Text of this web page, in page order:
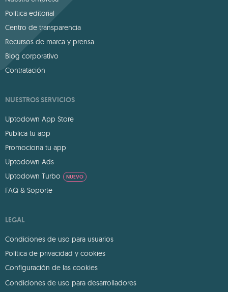
Política editorial
Centro de transparencia
Recursos de marca y prensa
Blog corporativo
Contratación
NUESTROS SERVICIOS
Uptodown App Store
Publica tu app
Promociona tu app
Uptodown Ads
Uptodown Turbo
NUEVO
FAQ & Soporte
LEGAL
Condiciones de uso para usuarios
Política de privacidad y cookies
Configuración de las cookies
Condiciones de uso para desarrolladores